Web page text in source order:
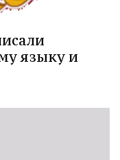
языку и